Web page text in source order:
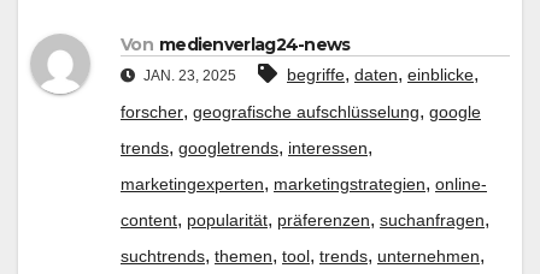
Von medienverlag24-news
JAN. 23, 2025 begriffe, daten, einblicke,
forscher, geografische aufschlüsselung, google
trends, googletrends, interessen,
marketingexperten, marketingstrategien, online-
content, popularität, präferenzen, suchanfragen,
suchtrends, themen, tool, trends, unternehmen,